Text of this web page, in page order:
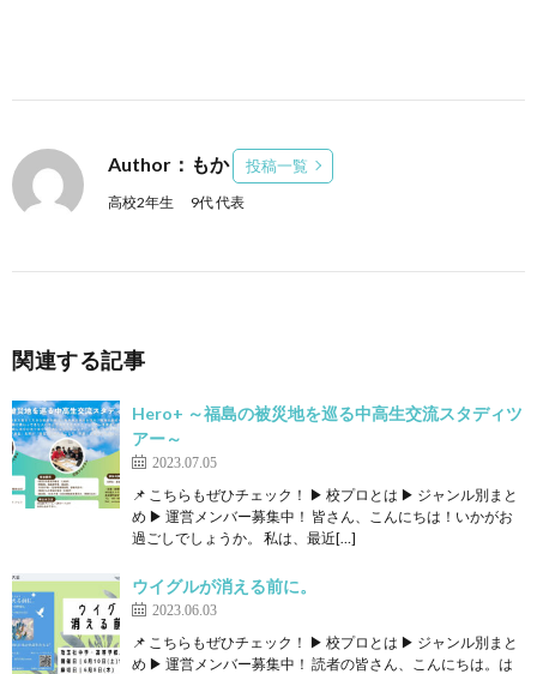
Author：もか 投稿一覧
高校2年生 9代 代表
関連する記事
Hero+ ～福島の被災地を巡る中高生交流スタディツ
アー～
2023.07.05
📌 こちらもぜひチェック！ ▶ 校プロとは ▶ ジャンル別まと
め ▶ 運営メンバー募集中！ 皆さん、こんにちは！いかがお
過ごしでしょうか。 私は、最近[…]
ウイグルが消える前に。
2023.06.03
📌 こちらもぜひチェック！ ▶ 校プロとは ▶ ジャンル別まと
め ▶ 運営メンバー募集中！ 読者の皆さん、こんにちは。は